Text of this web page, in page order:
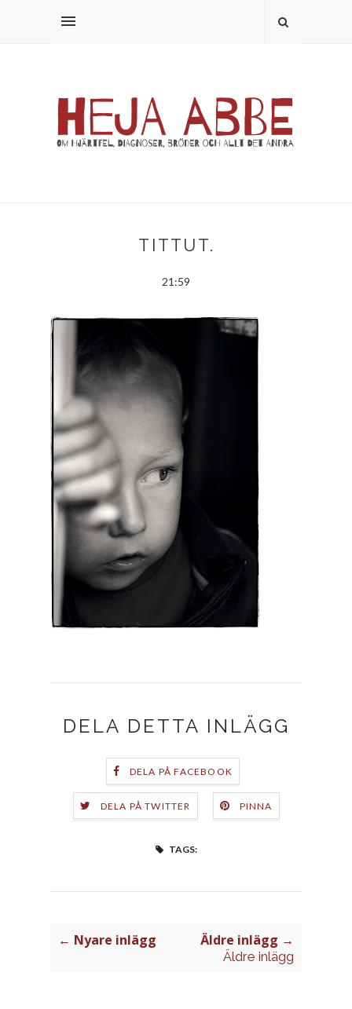
TITTUT.
21:59
DELA DETTA INLÄGG
DELA PÅ FACEBOOK
DELA PÅ TWITTER PINNA
TAGS:
← Nyare inlägg Äldre inlägg →
Äldre inlägg